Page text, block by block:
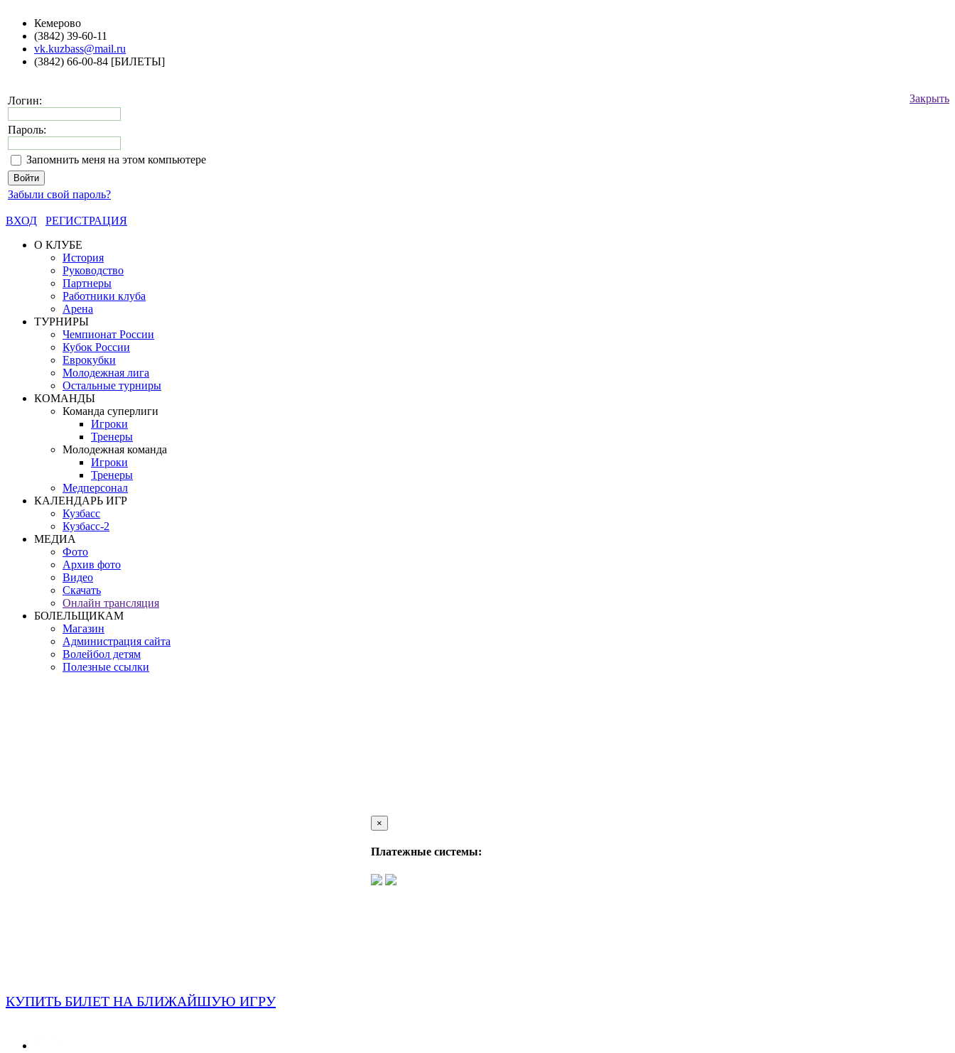
Кемерово
(3842) 39-60-11
vk.kuzbass@mail.ru
(3842) 66-00-84 [БИЛЕТЫ]
Закрыть
Логин:
Пароль:
Запомнить меня на этом компьютере
Забыли свой пароль?
ВХОД
РЕГИСТРАЦИЯ
О КЛУБЕ
История
Руководство
Партнеры
Работники клуба
Арена
ТУРНИРЫ
Чемпионат России
Кубок России
Еврокубки
Молодежная лига
Остальные турниры
КОМАНДЫ
Команда суперлиги
Игроки
Тренеры
Молодежная команда
Игроки
Тренеры
Медперсонал
КАЛЕНДАРЬ ИГР
Кузбасс
Кузбасс-2
МЕДИА
Фото
Архив фото
Видео
Скачать
Онлайн трансляция
БОЛЕЛЬЩИКАМ
Магазин
Администрация сайта
Волейбол детям
Полезные ссылки
×
Платежные системы:
КУПИТЬ БИЛЕТ НА БЛИЖАЙШУЮ ИГРУ